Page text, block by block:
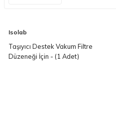
Isolab
Taşıyıcı Destek Vakum Filtre
Düzeneği İçin - (1 Adet)